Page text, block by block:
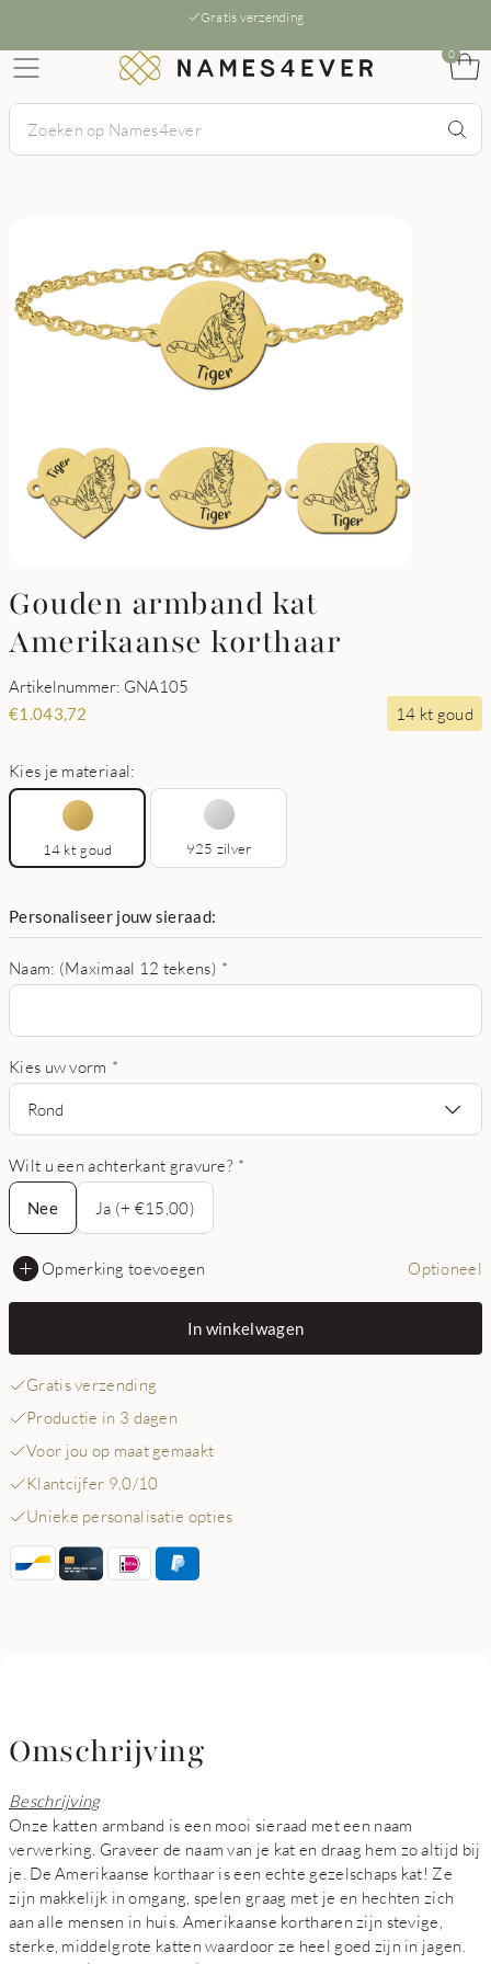
Gratis verzending
0
Gouden armband kat
Amerikaanse korthaar
Artikelnummer: GNA105
€1.043,72 14 kt goud
Kies je materiaal:
14 kt goud 925 zilver
Personaliseer jouw sieraad:
Naam: (Maximaal 12 tekens) *
Kies uw vorm *
Rond
Wilt u een achterkant gravure? *
Nee
Nee
Ja (+ €15,00)
Opmerking toevoegen Optioneel
In winkelwagen
Gratis verzending
Productie in 3 dagen
Voor jou op maat gemaakt
Klantcijfer 9,0/10
Unieke personalisatie opties
Omschrijving
Beschrijving
Onze katten armband is een mooi sieraad met een naam
verwerking. Graveer de naam van je kat en draag hem zo altijd bij
je. De Amerikaanse korthaar is een echte gezelschaps kat! Ze
zijn makkelijk in omgang, spelen graag met je en hechten zich
aan alle mensen in huis. Amerikaanse kortharen zijn stevige,
sterke, middelgrote katten waardoor ze heel goed zijn in jagen.